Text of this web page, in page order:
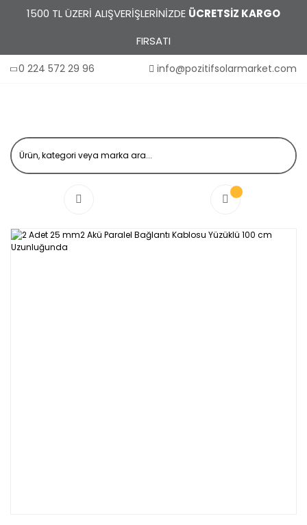
1500 TL ÜZERİ ALIŞVERİŞLERİNİZDE ÜCRETSİZ KARGO
FIRSATI
0 224 572 29 96 info@pozitifsolarmarket.com